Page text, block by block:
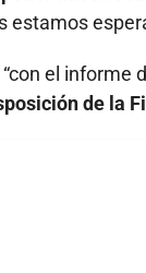
el informe
de la